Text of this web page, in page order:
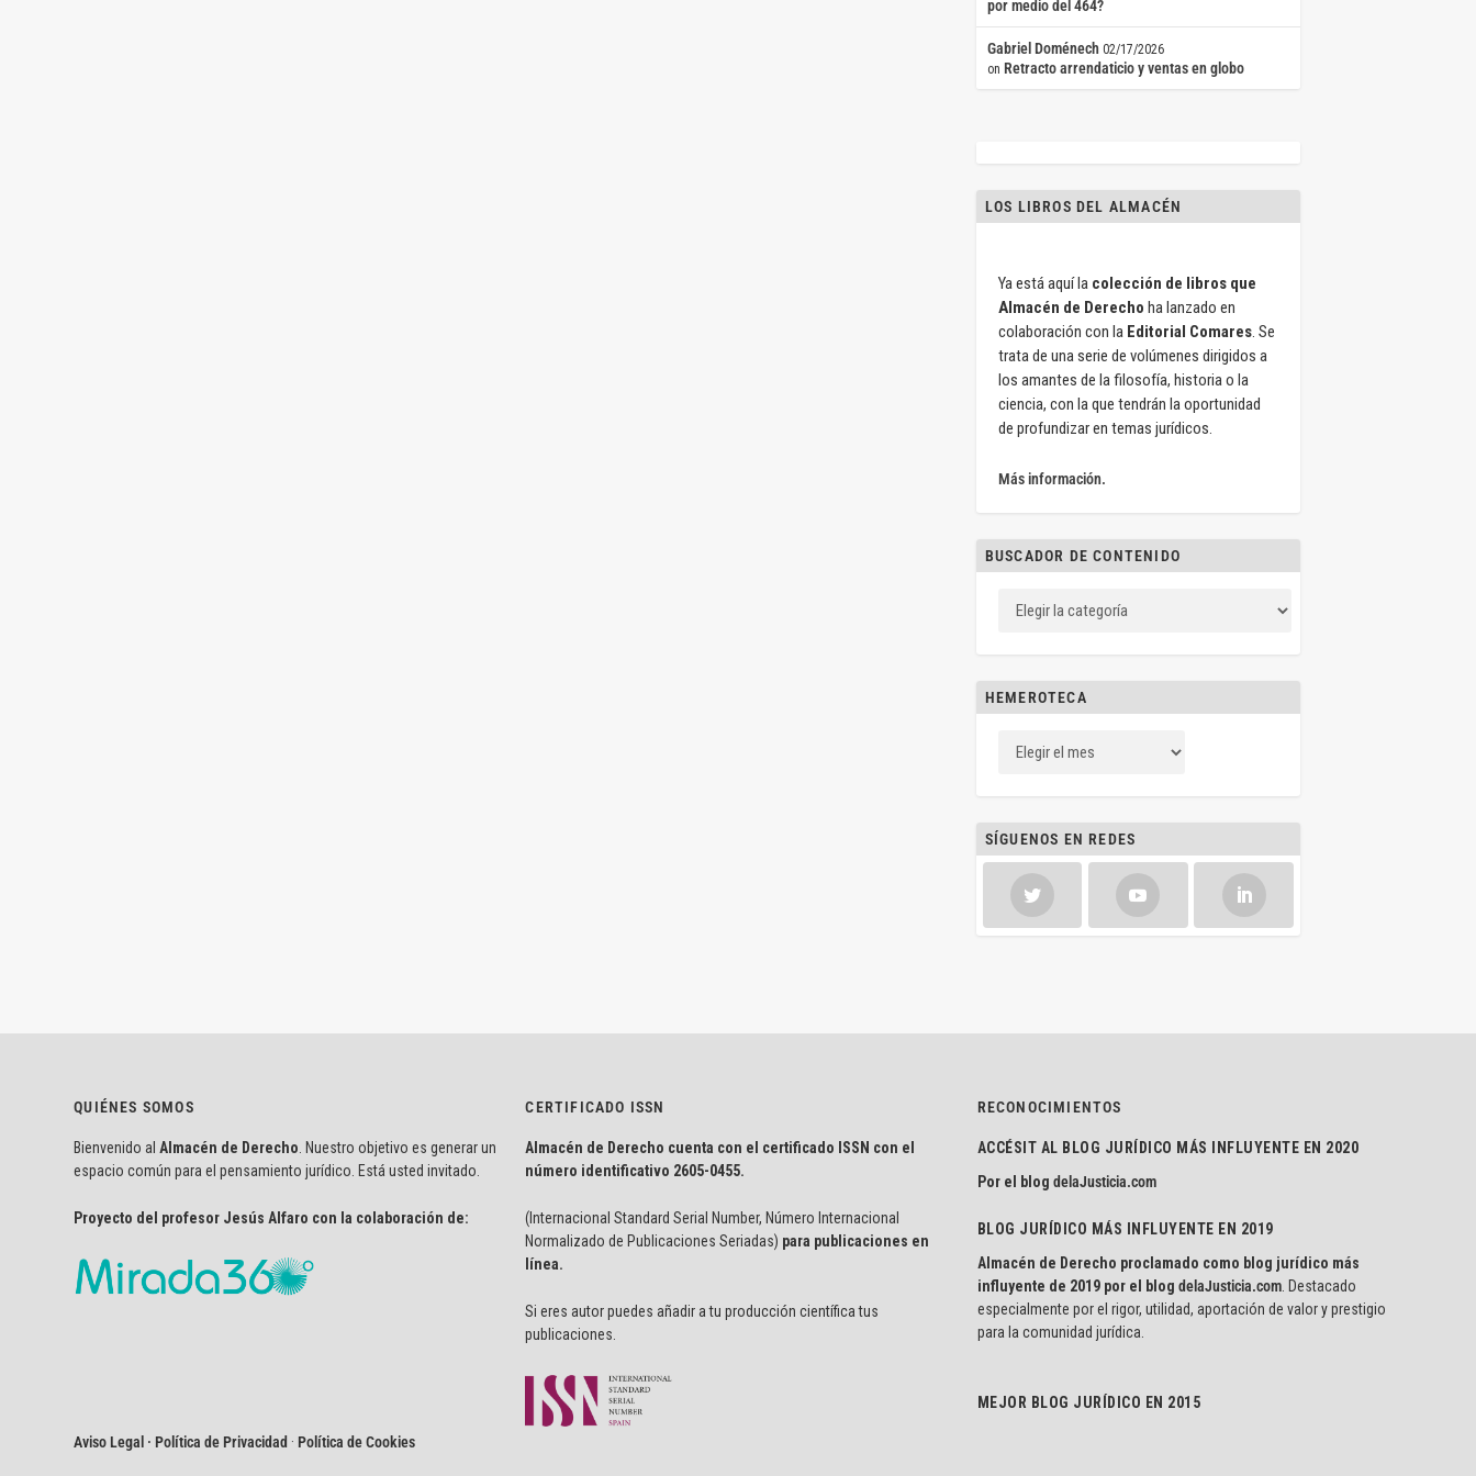
por medio del 464?
Gabriel Doménech 02/17/2026
on Retracto arrendaticio y ventas en globo
LOS LIBROS DEL ALMACÉN
Ya está aquí la colección de libros que
Almacén de Derecho ha lanzado en
colaboración con la Editorial Comares. Se
trata de una serie de volúmenes dirigidos a
los amantes de la filosofía, historia o la
ciencia, con la que tendrán la oportunidad
de profundizar en temas jurídicos.
Más información.
BUSCADOR DE CONTENIDO
HEMEROTECA
SÍGUENOS EN REDES
QUIÉNES SOMOS
Bienvenido al Almacén de Derecho . Nuestro objetivo es generar un
espacio común para el pensamiento jurídico. Está usted invitado.
Proyecto del profesor Jesús Alfaro con la colaboración de:
Aviso Legal · Política de Privacidad ·Política de Cookies
CERTIFICADO ISSN
Almacén de Derecho cuenta con el certificado ISSN con el
número identificativo 2605-0455.
(Internacional Standard Serial Number, Número Internacional
Normalizado de Publicaciones Seriadas) para publicaciones en
línea.
Si eres autor puedes añadir a tu producción científica tus
publicaciones.
RECONOCIMIENTOS
ACCÉSIT AL BLOG JURÍDICO MÁS INFLUYENTE EN 2020
Por el blog delaJusticia.com
BLOG JURÍDICO MÁS INFLUYENTE EN 2019
Almacén de Derecho proclamado como blog jurídico más
influyente de 2019 por el blog delaJusticia.com. Destacado
especialmente por el rigor, utilidad, aportación de valor y prestigio
para la comunidad jurídica.
MEJOR BLOG JURÍDICO EN 2015